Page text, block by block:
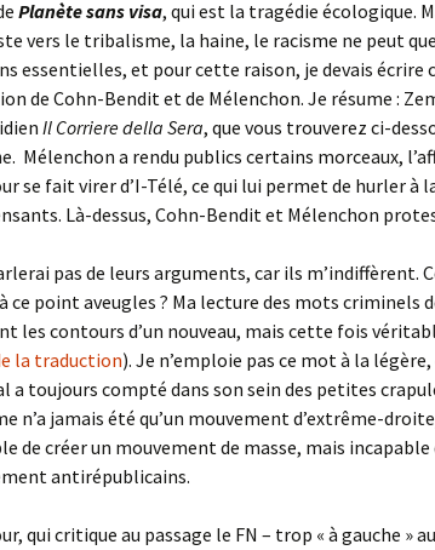
Planète sans visa, qui est la tragédie écologique.
vers le tribalisme, la haine, le racisme ne peut
essentielles, et pour cette raison, je devais écrire
de Cohn-Bendit et de Mélenchon. Je résume :
Il Corriere della Sera, que vous trouverez ci-
Mélenchon a rendu publics certains morceaux,
se fait virer d’I-Télé, ce qui lui permet de hurler à
Là-dessus, Cohn-Bendit et Mélenchon
pas de leurs arguments, car ils m’indiffèrent.
ce point aveugles ? Ma lecture des mots criminels
les contours d’un nouveau, mais cette fois
la traduction). Je n’emploie pas ce mot à la
a toujours compté dans son sein des petites
n’a jamais été qu’un mouvement d’extrême-
de créer un mouvement de masse, mais
antirépublicains.
qui critique au passage le FN – trop « à gauche »